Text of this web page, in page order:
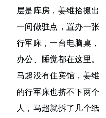
层是库房，姜维拾掇出
一间做驻点，置办一张
行军床，一台电脑桌，
办公、睡觉都在这里。
马超没有住宾馆，姜维
的行军床也挤不下两个
人，马超就拆了几个纸